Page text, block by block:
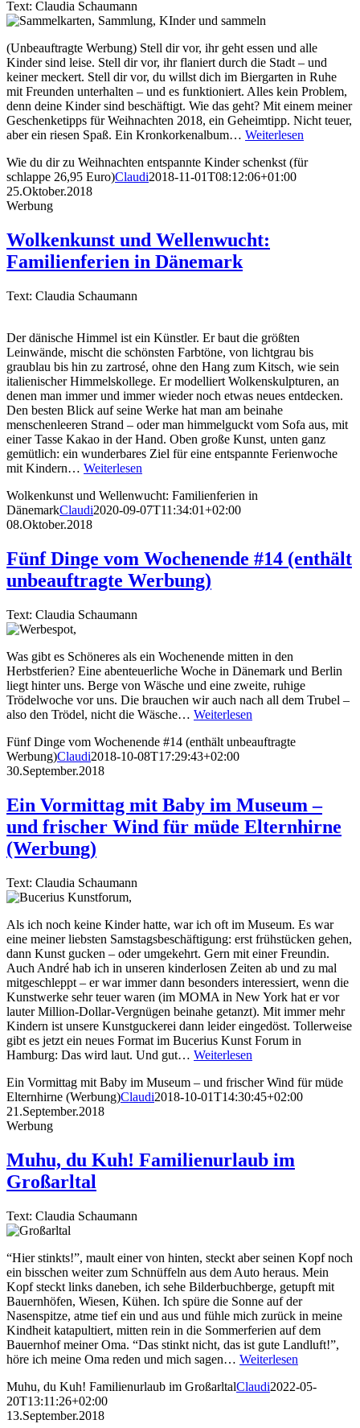
Text: Claudia Schaumann
(Unbeauftragte Werbung) Stell dir vor, ihr geht essen und alle
Kinder sind leise. Stell dir vor, ihr flaniert durch die Stadt – und
keiner meckert. Stell dir vor, du willst dich im Biergarten in Ruhe
mit Freunden unterhalten – und es funktioniert. Alles kein Problem,
denn deine Kinder sind beschäftigt. Wie das geht? Mit einem meiner
Geschenketipps für Weihnachten 2018, ein Geheimtipp. Nicht teuer,
aber ein riesen Spaß. Ein Kronkorkenalbum… Weiterlesen
Wie du dir zu Weihnachten entspannte Kinder schenkst (für
schlappe 26,95 Euro)Claudi2018-11-01T08:12:06+01:00
25.Oktober.2018
Werbung
Wolkenkunst und Wellenwucht:
Familienferien in Dänemark
Text: Claudia Schaumann
Der dänische Himmel ist ein Künstler. Er baut die größten
Leinwände, mischt die schönsten Farbtöne, von lichtgrau bis
graublau bis hin zu zartrosé, ohne den Hang zum Kitsch, wie sein
italienischer Himmelskollege. Er modelliert Wolkenskulpturen, an
denen man immer und immer wieder noch etwas neues entdecken.
Den besten Blick auf seine Werke hat man am beinahe
menschenleeren Strand – oder man himmelguckt vom Sofa aus, mit
einer Tasse Kakao in der Hand. Oben große Kunst, unten ganz
gemütlich: ein wunderbares Ziel für eine entspannte Ferienwoche
mit Kindern… Weiterlesen
Wolkenkunst und Wellenwucht: Familienferien in
DänemarkClaudi2020-09-07T11:34:01+02:00
08.Oktober.2018
Fünf Dinge vom Wochenende #14 (enthält
unbeauftragte Werbung)
Text: Claudia Schaumann
Was gibt es Schöneres als ein Wochenende mitten in den
Herbstferien? Eine abenteuerliche Woche in Dänemark und Berlin
liegt hinter uns. Berge von Wäsche und eine zweite, ruhige
Trödelwoche vor uns. Die brauchen wir auch nach all dem Trubel –
also den Trödel, nicht die Wäsche… Weiterlesen
Fünf Dinge vom Wochenende #14 (enthält unbeauftragte
Werbung)Claudi2018-10-08T17:29:43+02:00
30.September.2018
Ein Vormittag mit Baby im Museum –
und frischer Wind für müde Elternhirne
(Werbung)
Text: Claudia Schaumann
Als ich noch keine Kinder hatte, war ich oft im Museum. Es war
eine meiner liebsten Samstagsbeschäftigung: erst frühstücken gehen,
dann Kunst gucken – oder umgekehrt. Gern mit einer Freundin.
Auch André hab ich in unseren kinderlosen Zeiten ab und zu mal
mitgeschleppt – er war immer dann besonders interessiert, wenn die
Kunstwerke sehr teuer waren (im MOMA in New York hat er vor
lauter Million-Dollar-Vergnügen beinahe getanzt). Mit immer mehr
Kindern ist unsere Kunstguckerei dann leider eingedöst. Tollerweise
gibt es jetzt ein neues Format im Bucerius Kunst Forum in
Hamburg: Das wird laut. Und gut… Weiterlesen
Ein Vormittag mit Baby im Museum – und frischer Wind für müde
Elternhirne (Werbung)Claudi2018-10-01T14:30:45+02:00
21.September.2018
Werbung
Muhu, du Kuh! Familienurlaub im
Großarltal
Text: Claudia Schaumann
“Hier stinkts!”, mault einer von hinten, steckt aber seinen Kopf noch
ein bisschen weiter zum Schnüffeln aus dem Auto heraus. Mein
Kopf steckt links daneben, ich sehe Bilderbuchberge, getupft mit
Bauernhöfen, Wiesen, Kühen. Ich spüre die Sonne auf der
Nasenspitze, atme tief ein und aus und fühle mich zurück in meine
Kindheit katapultiert, mitten rein in die Sommerferien auf dem
Bauernhof meiner Oma. “Das stinkt nicht, das ist gute Landluft!”,
höre ich meine Oma reden und mich sagen… Weiterlesen
Muhu, du Kuh! Familienurlaub im GroßarltalClaudi2022-05-
20T13:11:26+02:00
13.September.2018